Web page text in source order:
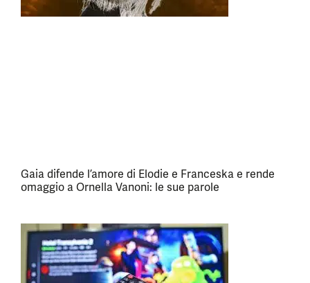
Gaia difende l’amore di Elodie e Franceska e rende
omaggio a Ornella Vanoni: le sue parole